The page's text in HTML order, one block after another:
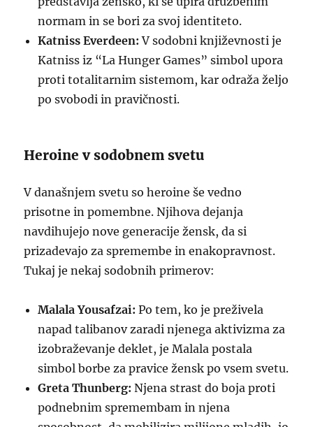
normam in se bori za svoj identiteto.
Katniss Everdeen: V sodobni književnosti je
Katniss iz “La Hunger Games” simbol upora
proti totalitarnim sistemom, kar odraža željo
po svobodi in pravičnosti.
Heroine v sodobnem svetu
V današnjem svetu so heroine še vedno
prisotne in pomembne. Njihova dejanja
navdihujejo nove generacije žensk, da si
prizadevajo za spremembe in enakopravnost.
Tukaj je nekaj sodobnih primerov:
Malala Yousafzai: Po tem, ko je preživela
napad talibanov zaradi njenega aktivizma za
izobraževanje deklet, je Malala postala
simbol borbe za pravice žensk po vsem svetu.
Greta Thunberg: Njena strast do boja proti
podnebnim spremembam in njena